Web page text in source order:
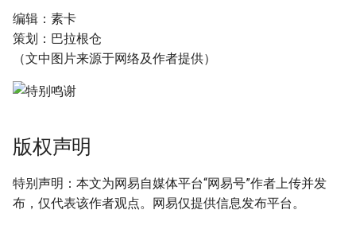
编辑：素卡
策划：巴拉根仓
（文中图片来源于网络及作者提供）
版权声明
特别声明：本文为网易自媒体平台“网易号”作者上传并发
布，仅代表该作者观点。网易仅提供信息发布平台。